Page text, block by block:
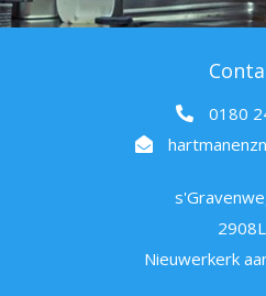
0180
Nieuwerkerk